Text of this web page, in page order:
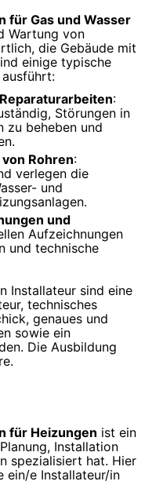
für Gas und Wasser
Wartung von
die Gebäude mit
einige typische
:
Störungen in
zu beheben und
Rohren:
verlegen die
und
und
Aufzeichnungen
und technische
Installateur sind eine
technisches
genaues und
sowie ein
Die Ausbildung
für Heizungen ist ein
Installation
spezialisiert hat. Hier
ein/e Installateur/in